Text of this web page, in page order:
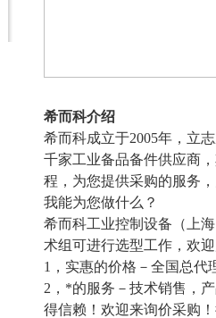
希而科介绍
希而科成立于2005年，立
千家工业备品备件供应商
程，为您提供采购的服务
我能为您做什么？
希而科工业控制设备（上
术组可进行选型工作，欢
1，实惠的价格－全国总代
2，*的服务－技术销售，
得信赖！欢迎来询价采购！